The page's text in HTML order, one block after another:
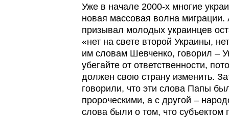
Уже в начале 2000-х многие
новая массовая волна
призывал молодых украинцев
«нет на свете второй Украины,
им словам Шевченко, говорил –
убегайте от ответственности,
должен свою страну изменить.
говорили, что эти слова Папы
пророческими, а с другой –
слова были о том, что субъектом